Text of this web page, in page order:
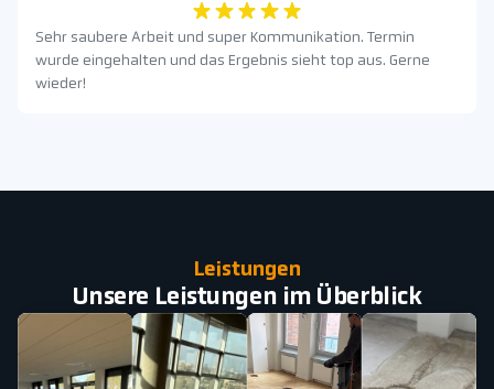
Sehr saubere Arbeit und super Kommunikation. Termin
wurde eingehalten und das Ergebnis sieht top aus. Gerne
wieder!
Leistungen
Unsere Leistungen im Überblick